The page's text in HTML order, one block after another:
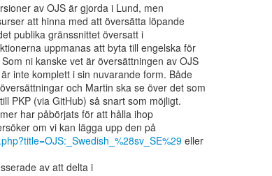
av OJS är gjorda i Lund, men
att hinna med att översätta löpande
publika gränssnittet översatt i
uppmanas att byta till engelska för
ni kanske vet är översättningen av OJS
inte komplett i sin nuvarande form. Både
och Martin ska se över det som
PKP (via GitHub) så snart som möjligt.
har påbörjats för att hålla ihop
eller
av att delta i